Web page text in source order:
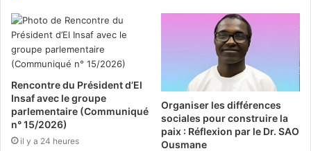
Rencontre du Président d’El
Insaf avec le groupe
parlementaire (Communiqué
n° 15/2026)
il y a 24 heures
Organiser les différences
sociales pour construire la
paix : Réflexion par le Dr. SAO
Ousmane